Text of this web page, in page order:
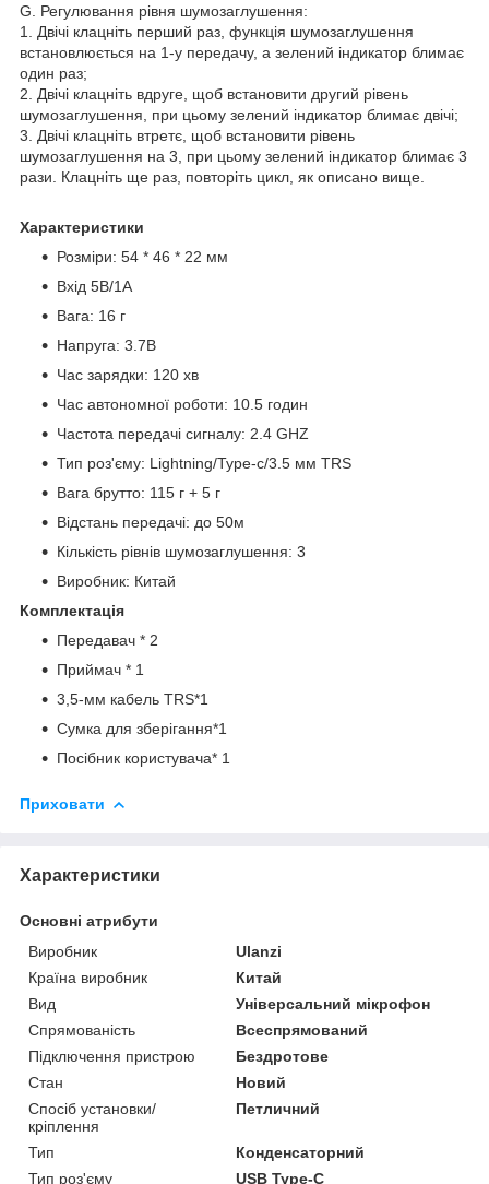
G. Регулювання рівня шумозаглушення:
1. Двічі клацніть перший раз, функція шумозаглушення
встановлюється на 1-у передачу, а зелений індикатор блимає
один раз;
2. Двічі клацніть вдруге, щоб встановити другий рівень
шумозаглушення, при цьому зелений індикатор блимає двічі;
3. Двічі клацніть втретє, щоб встановити рівень
шумозаглушення на 3, при цьому зелений індикатор блимає 3
рази. Клацніть ще раз, повторіть цикл, як описано вище.
Характеристики
Розміри: 54 * 46 * 22 мм
Вхід 5В/1А
Вага: 16 г
Напруга: 3.7В
Час зарядки: 120 хв
Час автономної роботи: 10.5 годин
Частота передачі сигналу: 2.4 GHZ
Тип роз'єму: Lightning/Type-c/3.5 мм TRS
Вага брутто: 115 г + 5 г
Відстань передачі: до 50м
Кількість рівнів шумозаглушення: 3
Виробник: Китай
Комплектація
Передавач * 2
Приймач * 1
3,5-мм кабель TRS*1
Сумка для зберігання*1
Посібник користувача* 1
Приховати
Характеристики
Основні атрибути
Виробник
Ulanzi
Країна виробник
Китай
Вид
Універсальний мікрофон
Спрямованість
Всеспрямований
Підключення пристрою
Бездротове
Стан
Новий
Спосіб установки/
кріплення
Петличний
Тип
Конденсаторний
Тип роз'єму
USB Type-C